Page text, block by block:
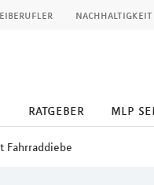
nachhaltigkeit
ratgeber mlp
Fahrraddiebe